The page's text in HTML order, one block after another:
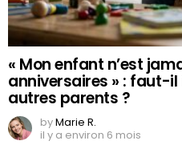
« Mon enfant n’est
anniversaires » : faut-
autres parents ?
byMarie R.
il y a environ 6 mois